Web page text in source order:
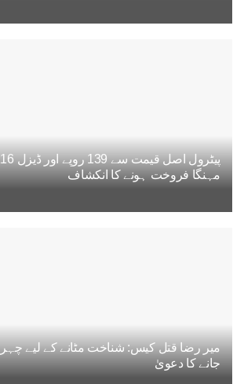
مہنگا فروخت ہونے کا انکشاف
میر رضا قتل کیس: شناخت مٹانے کے لیے چہرے
جانے کا دعویٰ